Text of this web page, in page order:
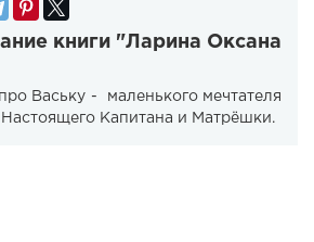
книги "Ларина Оксана
Ваську - маленького мечтателя
Настоящего Капитана и Матрёшки.